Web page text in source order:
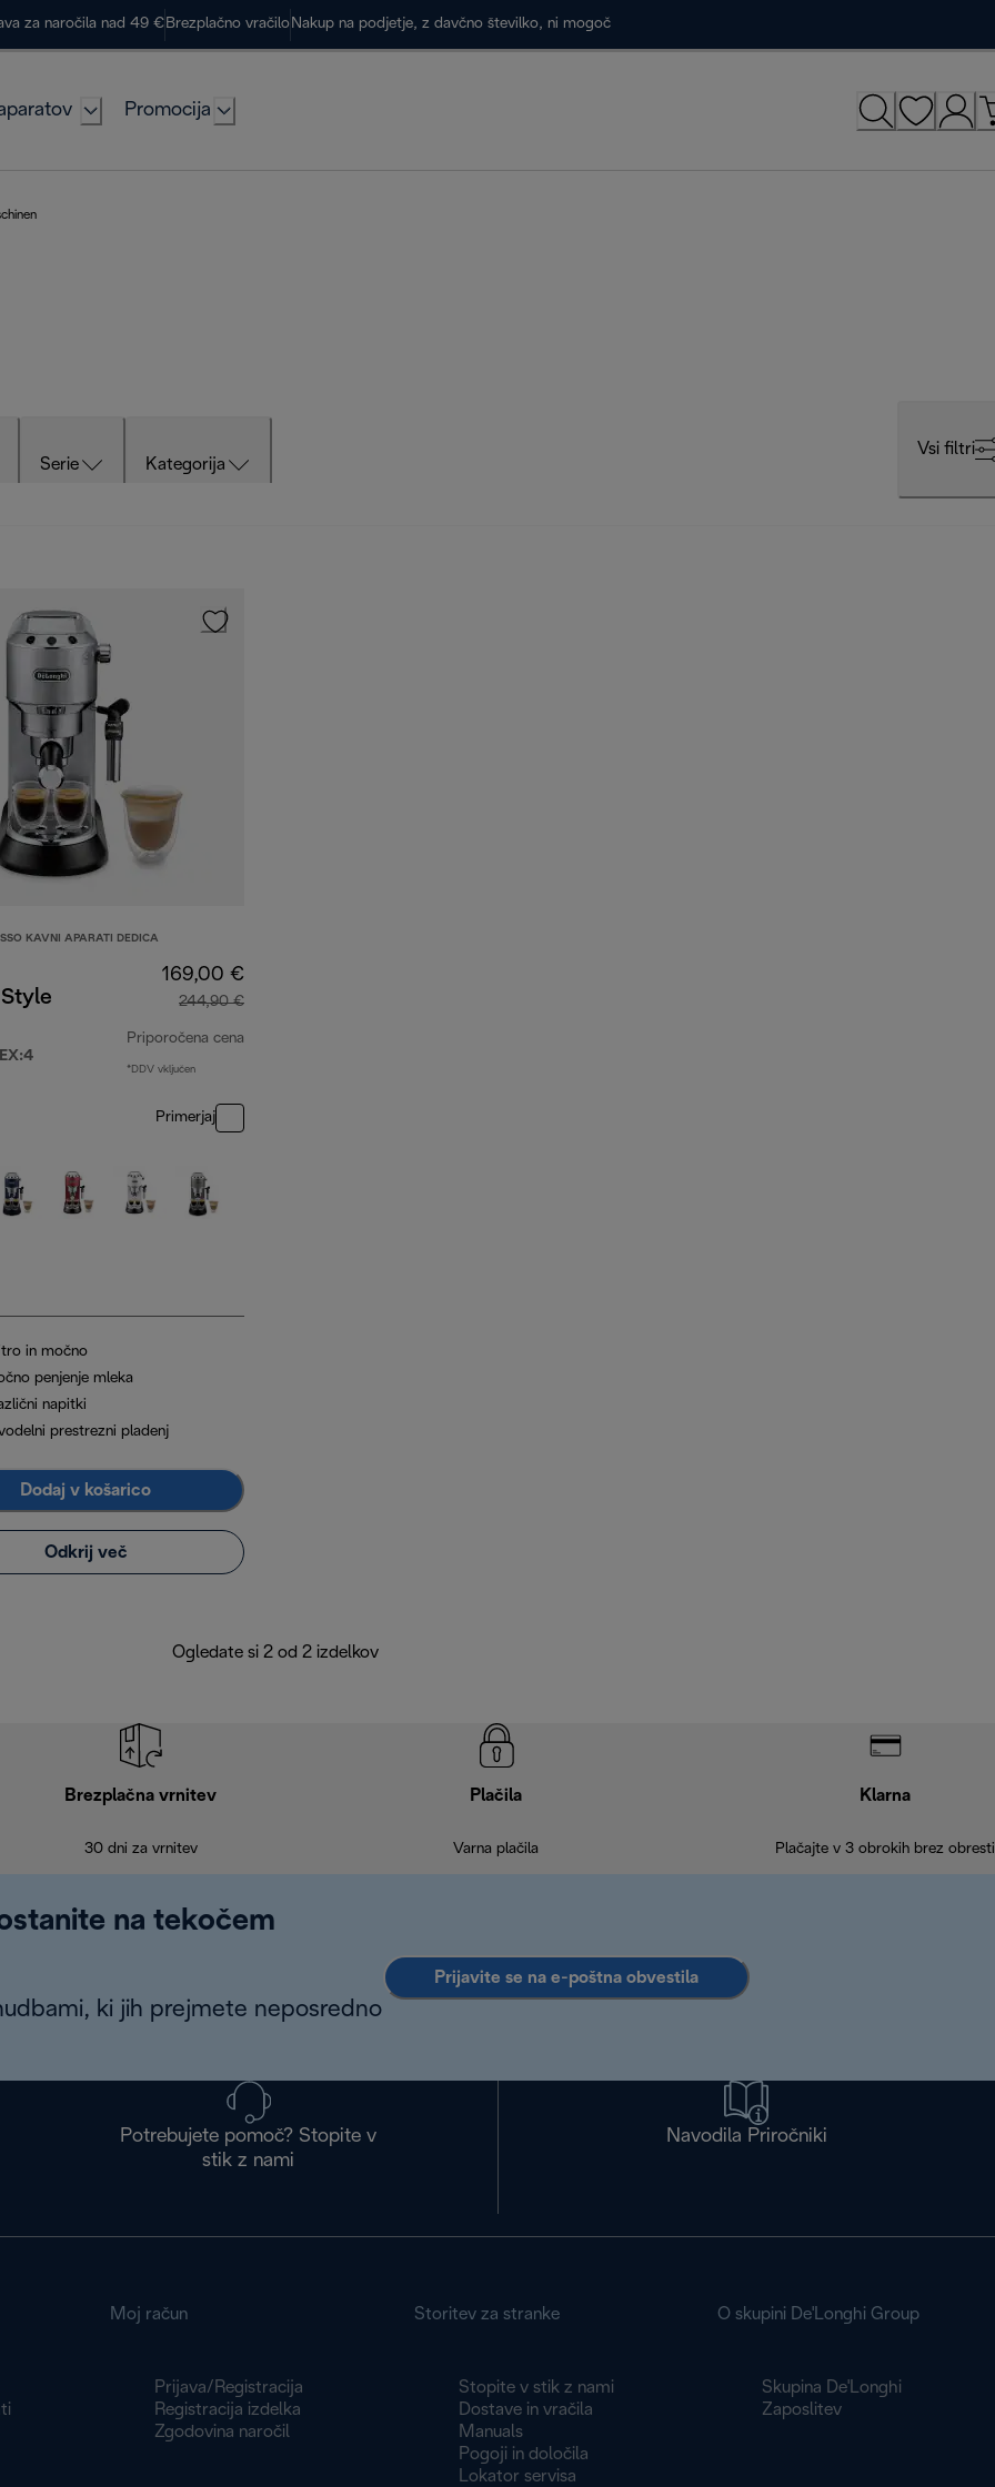
za naročila nad 49 € Brezplačno vračilo Nakup na podjetje, z davčno številko, ni mogoč
Promocija
Serie Kategorija
Vsi filtri
KAVNI APARATI DEDICA
169,00 €
244,90 €
Priporočena cena
*DDV vključen
Primerjaj
in močno
penjenje mleka
napitki
prestrezni pladenj
Dodaj v košarico
Odkrij več
Ogledate si 2 od 2 izdelkov
Brezplačna vrnitev
30 dni za vrnitev
Plačila
Varna plačila
Klarna
Plačajte v 3 obrokih brez obresti
na tekočem
ki jih prejmete neposredno
Prijavite se na e-poštna obvestila
Potrebujete pomoč? Stopite v
stik z nami
Navodila Priročniki
Moj račun
Prijava/Registracija
Registracija izdelka
Zgodovina naročil
Storitev za stranke
Stopite v stik z nami
Dostave in vračila
Manuals
Pogoji in določila
Lokator servisa
O skupini De'Longhi Group
Skupina De'Longhi
Zaposlitev